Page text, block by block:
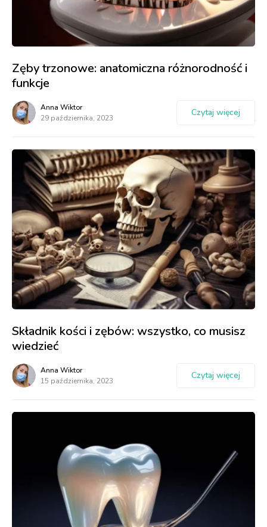
Zęby trzonowe: anatomiczna różnorodność i
funkcje
Anna Wiktor
29 października, 2023
Czytaj więcej
Składnik kości i zębów: wszystko, co musisz
wiedzieć
Anna Wiktor
15 października, 2023
Czytaj więcej